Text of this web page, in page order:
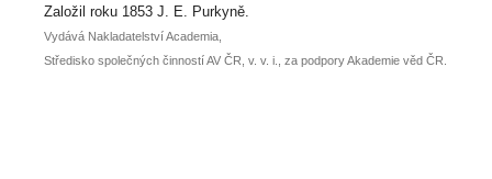
posteru je už 30. června.
Založil roku 1853 J. E. Purkyně.
Vydává Nakladatelství Academia,
Středisko společných činností AV ČR, v. v. i., za podpory Akademie věd ČR.